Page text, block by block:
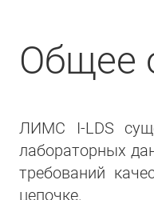
Общее
ЛИМС I-LDS
лабораторных
требований
цепочке.